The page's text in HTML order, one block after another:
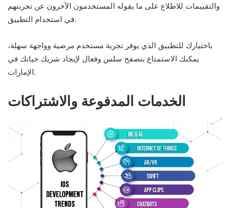
والتقييمات للاطلاع على ما يقوله المستخدمون الآخرون عن تجربتهم
في استخدام التطبيق.
باختيارك للتطبيق الذي يوفر تجربة مستخدم مرضية وواجهة سهلة،
يمكنك الاستمتاع بتصفح سلس وفعال لإيجاد شريك حياتك في
الإمارات.
الخدمات المدفوعة والاشتراكات